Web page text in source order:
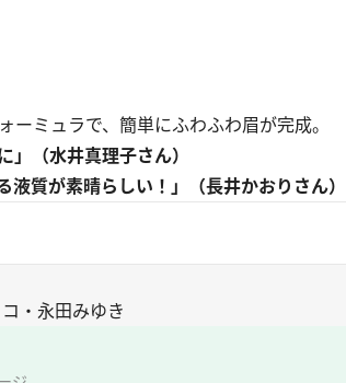
ミュラで、簡単にふわふわ眉が完成。
」（水井真理子さん）
質が素晴らしい！」（長井かおりさん）
・永田みゆき